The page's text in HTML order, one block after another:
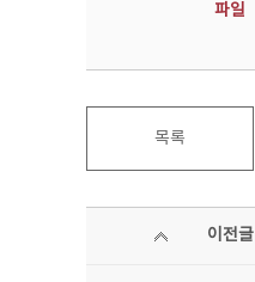
파일
목록
이전글